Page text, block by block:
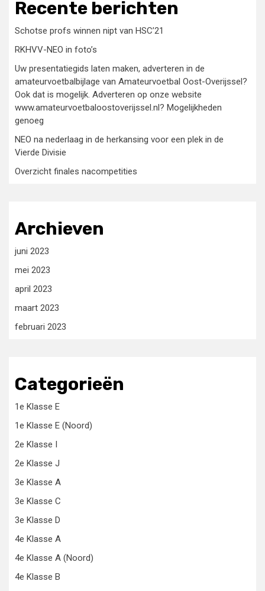
Recente berichten
Schotse profs winnen nipt van HSC’21
RKHVV-NEO in foto’s
Uw presentatiegids laten maken, adverteren in de
amateurvoetbalbijlage van Amateurvoetbal Oost-Overijssel?
Ook dat is mogelijk. Adverteren op onze website
www.amateurvoetbaloostoverijssel.nl? Mogelijkheden
genoeg
NEO na nederlaag in de herkansing voor een plek in de
Vierde Divisie
Overzicht finales nacompetities
Archieven
juni 2023
mei 2023
april 2023
maart 2023
februari 2023
Categorieën
1e Klasse E
1e Klasse E (Noord)
2e Klasse I
2e Klasse J
3e Klasse A
3e Klasse C
3e Klasse D
4e Klasse A
4e Klasse A (Noord)
4e Klasse B